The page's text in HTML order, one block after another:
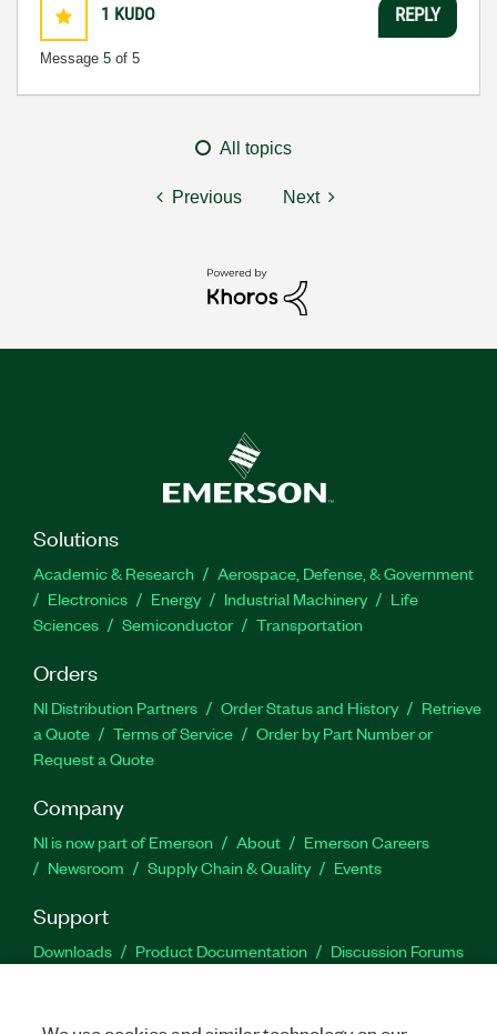
1 KUDO
Message 5 of 5
REPLY
All topics
Previous Next
Solutions
Academic & Research
Aerospace, Defense, & Government
Electronics
Energy Industrial Machinery
Life
Sciences
Semiconductor Transportation
Orders
NI Distribution Partners Order Status and History
Retrieve
a Quote
Terms of Service
Order by Part Number or
Request a Quote
Company
NI is now part of Emerson About
Emerson Careers
Newsroom
Supply Chain & Quality Events
Support
Downloads Product Documentation
Discussion Forums